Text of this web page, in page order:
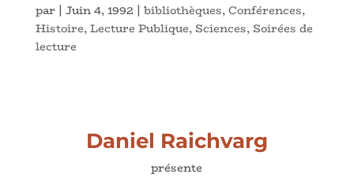
par | Juin 4, 1992 | bibliothèques,Conférences,
Histoire,Lecture Publique, Sciences, Soirées de
lecture
Daniel Raichvarg
présente